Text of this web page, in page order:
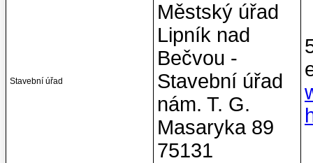
Stavební úřad
Městský úřad
Lipník nad
Bečvou -
Stavební úřad
nám. T. G.
Masaryka 89
75131